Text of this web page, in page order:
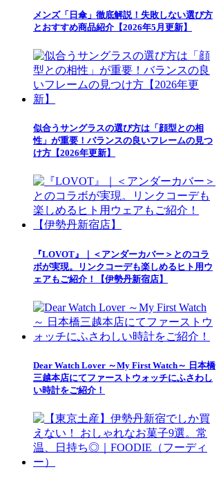
メンズ「日傘」徹底解説！失敗しない選び方
とおすすめ商品紹介【2026年5月更新】
似合うサングラスの選び方は「顔型との相
性」が重要！バランスの良いフレームの見つ
け方【2026年更新】
『LOVOT』｜＜アンダーカバー＞とのコラ
ボが実現。リンクコーデも楽しめるヒト用ウ
ェアもご紹介！【伊勢丹新宿店】
Dear Watch Lover ～My First Watch～ 日本橋
三越本店にてファーストウォッチにふさわし
い時計をご紹介！